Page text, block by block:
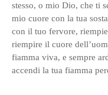
stesso, o mio Dio, che ti
mio cuore con la tua
con il tuo fervore,
riempire il cuore
fiamma viva, e sempre
accendi la tua fiamma